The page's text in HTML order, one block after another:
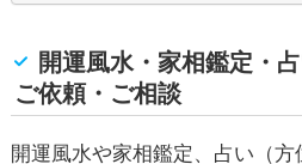
開運風水・家相鑑定・
ご依頼・ご相談
開運風水や家相鑑定、占い（